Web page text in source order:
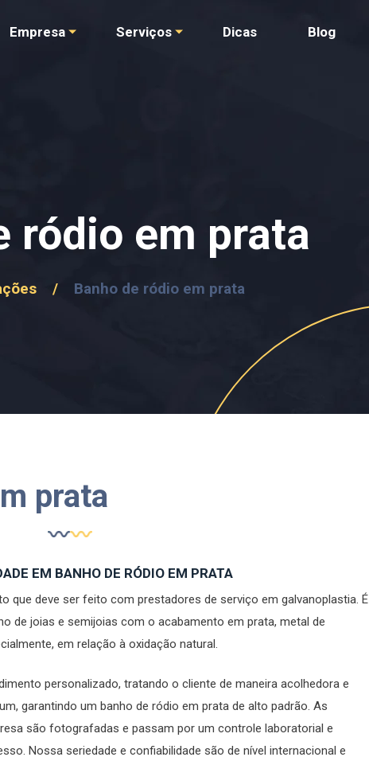
Empresa Serviços Dicas Blog
ródio em prata
/ Banho de ródio em prata
prata
EM BANHO DE RÓDIO EM PRATA
que deve ser feito com prestadores de serviço em galvanoplastia. É
de joias e semijoias com o acabamento em prata, metal de
em relação à oxidação natural.
personalizado, tratando o cliente de maneira acolhedora e
garantindo um banho de ródio em prata de alto padrão. As
são fotografadas e passam por um controle laboratorial e
Nossa seriedade e confiabilidade são de nível internacional e